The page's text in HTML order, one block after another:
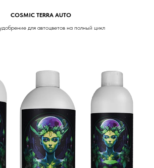
COSMIC TERRA AUTO
для автоцветов на полный цикл